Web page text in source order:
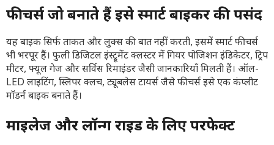
फीचर्स जो बनाते हैं इसे स्मार्ट बाइकर की पसंद
यह बाइक सिर्फ ताकत और लुक्स की बात नहीं करती, इसमें स्मार्ट फीचर्स
भी भरपूर हैं। फुली डिजिटल इंस्ट्रूमेंट क्लस्टर में गियर पोजिशन इंडिकेटर, ट्रिप
मीटर, फ्यूल गेज और सर्विस रिमाइंडर जैसी जानकारियाँ मिलती हैं। ऑल-
LED लाइटिंग, स्लिपर क्लच, ट्यूबलेस टायर्स जैसे फीचर्स इसे एक कंप्लीट
मॉडर्न बाइक बनाते हैं।
माइलेज और लॉन्ग राइड के लिए परफेक्ट